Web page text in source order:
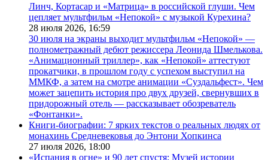
Линч, Кортасар и «Матрица» в российской глуши. Чем
цепляет мультфильм «Непокой» с музыкой Курехина?
28 июля 2026, 16:59
30 июля на экраны выходит мультфильм «Непокой» —
полнометражный дебют режиссера Леонида Шмелькова.
«Анимационный триллер», как «Непокой» аттестуют
прокатчики, в прошлом году с успехом выступил на
ММКФ, а затем на смотре анимации «Суздальфест». Чем
может зацепить история про двух друзей, свернувших в
придорожный отель — рассказывает обозреватель
«Фонтанки».
Книги-биографии: 7 ярких текстов о реальных людях от
монахинь Средневековья до Энтони Хопкинса
27 июля 2026, 18:00
«Испания в огне» и 90 лет спустя: Музей истории